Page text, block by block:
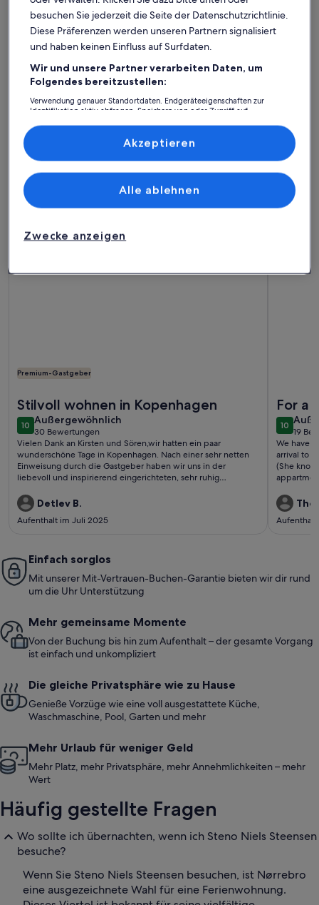
Weitere Infos zu Bob W Copenhagen Østerbro
Bob W Copenhagen Østerbro
Platz für 1 Gast · 1 Schlafzimmer
9,2 Wunderbar
wunderbar
(526
bewertungen)
Steno Niels Steensen:
Ferienunterkünfte mit Top-
Bewertung
Premium-Gastgeber
Stilvoll wohnen in Kopenhagen
1010 von 10
Außergewöhnlich
außergewöhnlich
30 Bewertungen
(30
bewertungen)
Vielen Dank an Kirsten und Sören,wir hatten ein paar
wunderschöne Tage in Kopenhagen. Nach einer sehr netten
Einweisung durch die Gastgeber haben wir uns in der
liebevoll und inspirierend eingerichteten, sehr ruhig
wieder!Detlev und Eike
Detlev B.
Aufenthalt im Juli 2025
Weitere Infos zu Charming Apartment Near City Center Of
For a
1010 von
19
(19
We have
arrival to
(She
The bakery as well. Thanks
Weitere
Einfach sorglos
Mit unserer Mit-Vertrauen-Buchen-Garantie bieten wir dir rund
um die Uhr Unterstützung
Mehr gemeinsame Momente
Von der Buchung bis hin zum Aufenthalt – der gesamte Vorgang
ist einfach und unkompliziert
Die gleiche Privatsphäre wie zu Hause
Genieße Vorzüge wie eine voll ausgestattete Küche,
Waschmaschine, Pool, Garten und mehr
Mehr Urlaub für weniger Geld
Mehr Platz, mehr Privatsphäre, mehr Annehmlichkeiten – mehr
Wert
Häufig gestellte Fragen
Wo sollte ich übernachten, wenn ich Steno Niels Steensen
besuche?
Wenn Sie Steno Niels Steensen besuchen, ist Nørrebro
eine ausgezeichnete Wahl für eine Ferienwohnung.
besuchen Sie jederzeit die Seite der Datenschutzrichtlinie.
Diese Präferenzen werden unseren Partnern signalisiert
und haben keinen Einfluss auf Surfdaten.
Wir und unsere Partner verarbeiten Daten, um
Folgendes bereitzustellen:
Verwendung genauer Standortdaten. Endgeräteeigenschaften zur
Identifikation aktiv abfragen. Speichern von oder Zugriff auf
Inhalte, Messung von Werbeleistung und der Performance von Inhalten,
Zielgruppenforschung sowie Entwicklung und Verbesserung von
Liste der Partner (Lieferanten)
Zwecke anzeigen
Alle ablehnen
Akzeptieren